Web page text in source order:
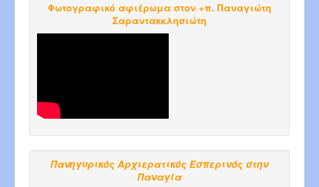
Φωτογραφικό αφιέρωμα στον +π. Παναγιώτη
Σαραντακκλησιώτη
Πανηγυρικός Αρχιερατικός Εσπερινός στην
Παναγία